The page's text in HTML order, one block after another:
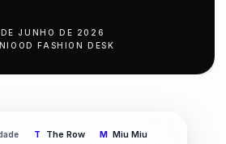
JUNHO DE 2026
NIOOD FASHION DESK
T The Row M Miu Miu